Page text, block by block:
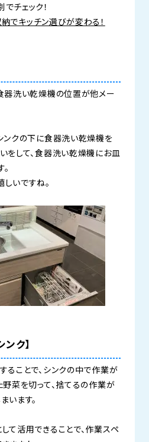
チェック！
でキッチン選びが変わる！
器洗い乾燥機の位置が他メー
ンクの下に食器洗い乾燥機を
をして、食器洗い乾燥機にお皿
いですね。
ク】
ることで、シンクの中で作業が
野菜を切って、捨てるの作業が
います。
て活用できることで、作業スペ